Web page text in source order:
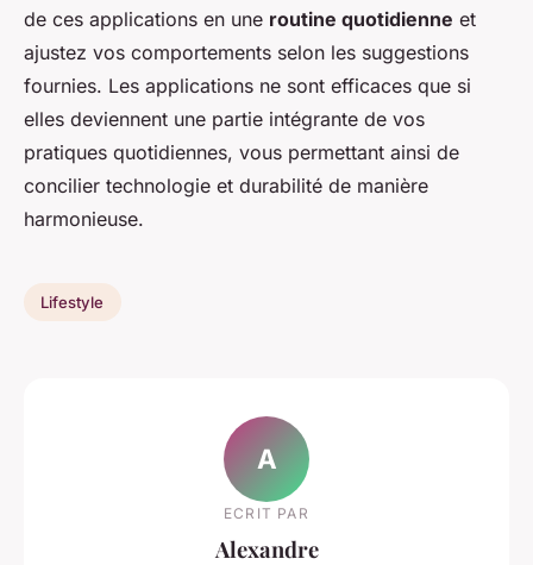
de ces applications en une routine quotidienne et
ajustez vos comportements selon les suggestions
fournies. Les applications ne sont efficaces que si
elles deviennent une partie intégrante de vos
pratiques quotidiennes, vous permettant ainsi de
concilier technologie et durabilité de manière
harmonieuse.
Lifestyle
A
ECRIT PAR
Alexandre